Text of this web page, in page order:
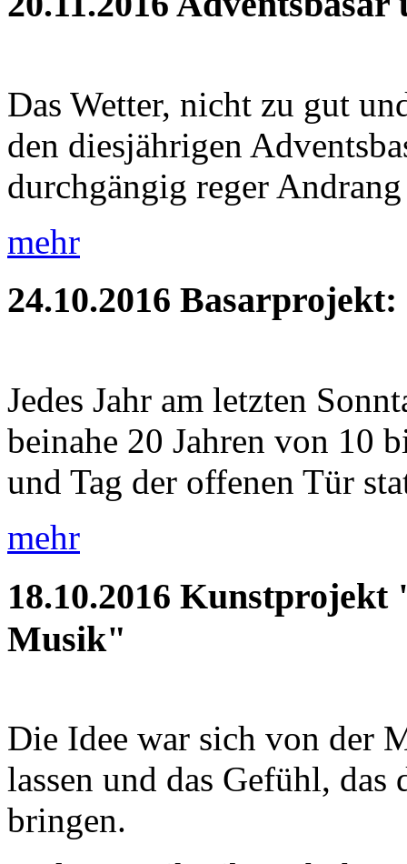
Das Wetter, nicht zu gut
den diesjährigen
durchgängig reger
mehr
24.10.2016
Jedes Jahr am letzten
beinahe 20 Jahren von 10
und Tag der offenen Tür
mehr
18.10.2016 Kunstprojekt
Musik"
Die Idee war sich von der
lassen und das Gefühl, das
bringen.